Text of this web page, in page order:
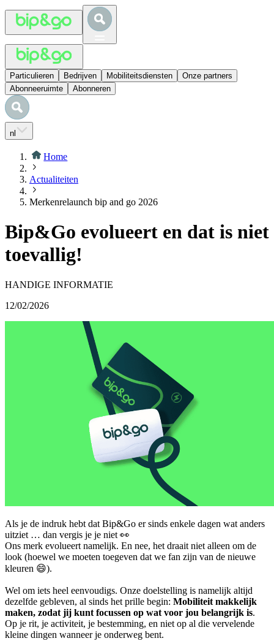
Particulieren Bedrijven Mobiliteitsdiensten
Onze partners
Abonneeruimte
Abonneren
nl
Home
Actualiteiten
Merkenrelaunch bip and go 2026
Bip&Go evolueert en dat is niet
toevallig!
HANDIGE INFORMATIE
12/02/2026
Als je de indruk hebt dat Bip&Go er sinds enkele dagen wat anders
uitziet … dan vergis je je niet 👀
Ons merk evolueert namelijk. En nee, het draait niet alleen om de
look (hoewel we moeten toegeven dat we fan zijn van de nieuwe
kleuren 😄).
Wel om iets heel eenvoudigs. Onze doelstelling is namelijk altijd
dezelfde gebleven, al sinds het prille begin: Mobiliteit makkelijk
maken, zodat jij kunt focussen op wat voor jou belangrijk is.
Op je rit, je activiteit, je bestemming, en niet op al die vervelende
kleine dingen wanneer je onderweg bent.